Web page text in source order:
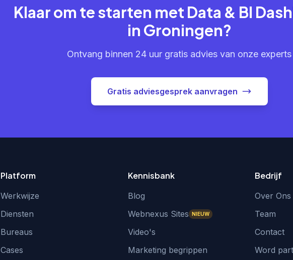
Klaar om te starten met Data & BI
in Groningen?
Ontvang binnen 24 uur gratis advies van onze experts
Gratis adviesgesprek aanvragen
Platform
Werkwijze
Diensten
Bureaus
Cases
Kennisbank
Blog
Webnexus Sites NIEUW
Video's
Marketing begrippen
Bedrijf
Over Ons
Team
Contact
Word